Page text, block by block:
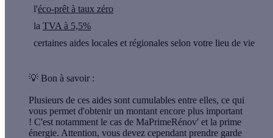
l'éco-prêt à taux zéro
la TVA à 5,5%
certaines aides locales et régionales selon votre lieu de vie
💡 Bon à savoir :
Plusieurs de ces aides sont cumulables entre elles, ce qui
vous permet d'obtenir un montant encore plus important
! C'est notamment le cas de MaPrimeRénov' et la prime
énergie. Attention, vous devez cependant prendre garde